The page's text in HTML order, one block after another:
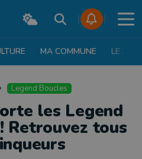
MA COMMUNE LE JT
Legend Boucles
les Legend
Retrouvez tous